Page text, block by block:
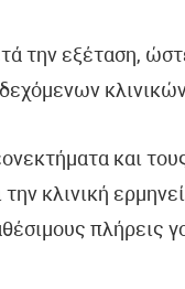
την εξέταση,
και
κλινική
πλήρεις